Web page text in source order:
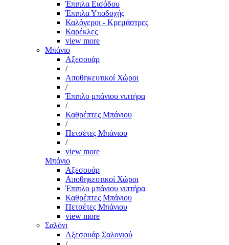
Έπιπλα Εισόδου
Έπιπλα Υποδοχής
Καλόγεροι - Κρεμάστρες
Καρέκλες
view more
Μπάνιο
Αξεσουάρ
/
Αποθηκευτικοί Χώροι
/
Έπιπλο μπάνιου νιπτήρα
/
Καθρέπτες Μπάνιου
/
Πετσέτες Μπάνιου
/
view more
Μπάνιο
Αξεσουάρ
Αποθηκευτικοί Χώροι
Έπιπλο μπάνιου νιπτήρα
Καθρέπτες Μπάνιου
Πετσέτες Μπάνιου
view more
Σαλόνι
Αξεσουάρ Σαλονιού